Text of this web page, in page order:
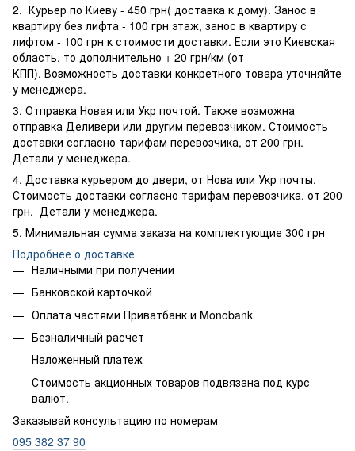
2. Курьер по Киеву - 450 грн( доставка к дому). Занос в
квартиру без лифта - 100 грн этаж, занос в квартиру с
лифтом - 100 грн к стоимости доставки. Если это Киевская
область, то дополнительно + 20 грн/км (от
КПП). Возможность доставки конкретного товара уточняйте
у менеджера.
3. Отправка Новая или Укр почтой. Также возможна
отправка Деливери или другим перевозчиком. Стоимость
доставки согласно тарифам перевозчика, от 200 грн.
Детали у менеджера.
4. Доставка курьером до двери, от Нова или Укр почты.
Стоимость доставки согласно тарифам перевозчика, от 200
грн. Детали у менеджера.
5. Минимальная сумма заказа на комплектующие 300 грн
Подробнее о доставке
Наличными при получении
Банковской карточкой
Оплата частями Приватбанк и Monobank
Безналичный расчет
Наложенный платеж
Стоимость акционных товаров подвязана под курс
валют.
Заказывай консультацию по номерам
095 382 37 90